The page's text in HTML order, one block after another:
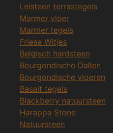
Leisteen terrastegels
Marmer vloer
Marmer tegels
Friese Witjes
Belgisch hardsteen
Bourgondische Dallen
Bourgondische vloeren
Basalt tegels
Blackberry natuursteen
Harappa Stone
Natuursteen